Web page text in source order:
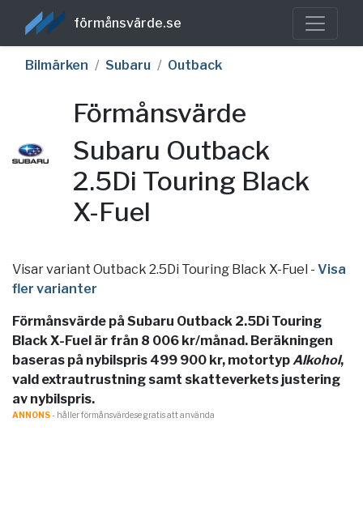
förmånsvärde.se
Bilmärken Subaru Outback
Förmånsvärde
Subaru Outback
2.5Di Touring Black
X-Fuel
Visar variant Outback 2.5Di Touring Black X-Fuel - Visa
fler varianter
Förmånsvärde på Subaru Outback 2.5Di Touring
Black X-Fuel är från 8 006 kr/månad. Beräkningen
baseras på nybilspris 499 900 kr, motortypAlkohol,
vald extrautrustning samt skatteverkets justering
av nybilspris.
ANNONS- håller förmånsvärde.se gratis att använda